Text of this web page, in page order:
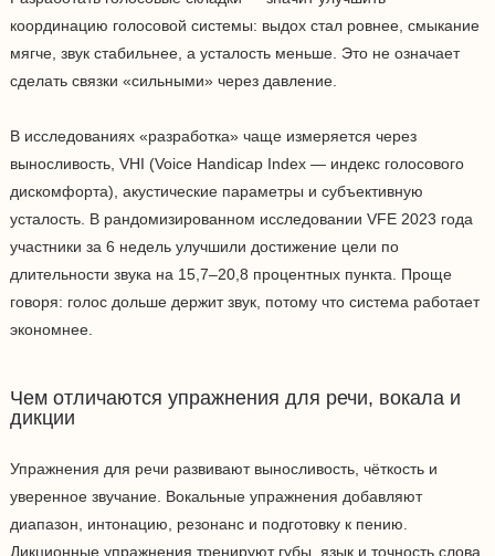
координацию голосовой системы: выдох стал ровнее, смыкание
мягче, звук стабильнее, а усталость меньше. Это не означает
сделать связки «сильными» через давление.
В исследованиях «разработка» чаще измеряется через
выносливость, VHI (Voice Handicap Index — индекс голосового
дискомфорта), акустические параметры и субъективную
усталость. В рандомизированном исследовании VFE 2023 года
участники за 6 недель улучшили достижение цели по
длительности звука на 15,7–20,8 процентных пункта. Проще
говоря: голос дольше держит звук, потому что система работает
экономнее.
Чем отличаются упражнения для речи, вокала и
дикции
Упражнения для речи развивают выносливость, чёткость и
уверенное звучание. Вокальные упражнения добавляют
диапазон, интонацию, резонанс и подготовку к пению.
Дикционные упражнения тренируют губы, язык и точность слова.